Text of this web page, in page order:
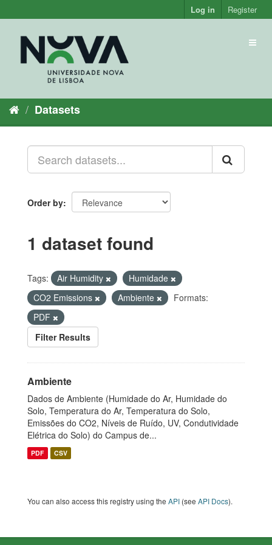
to
Log in Register
Datasets
Order by
1 dataset found
Tags: Air Humidity
Humidade
CO2 Emissions
Ambiente
Formats:
PDF
Filter Results
Ambiente
Dados de Ambiente (Humidade do Ar, Humidade do
Solo, Temperatura do Ar, Temperatura do Solo,
Emissões do CO2, Níveis de Ruído, UV, Condutividade
Elétrica do Solo) do Campus de...
PDF CSV
You can also access this registry using the API (see API Docs).